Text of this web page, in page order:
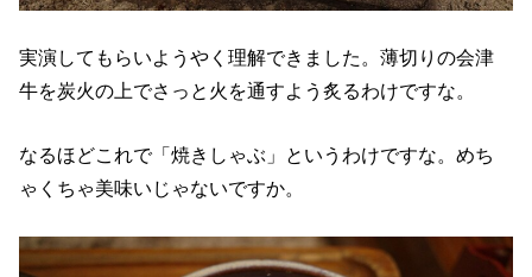
実演してもらいようやく理解できました。薄切りの会津
牛を炭火の上でさっと火を通すよう炙るわけですな。
なるほどこれで「焼きしゃぶ」というわけですな。めち
ゃくちゃ美味いじゃないですか。